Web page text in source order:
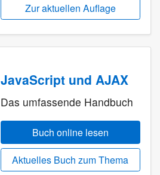
Zur aktuellen Auflage
JavaScript und AJAX
Das umfassende Handbuch
Buch online lesen
Aktuelles Buch zum Thema